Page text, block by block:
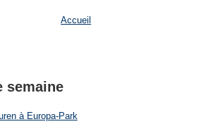
Accueil
semaine
à Europa-Park